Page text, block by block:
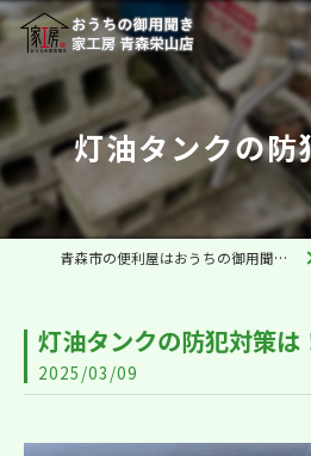
灯油タンクの防
青森市の便利屋はおうちの御用聞き家工房 青森栄山店
灯油タンクの防犯対策は
2025/03/09